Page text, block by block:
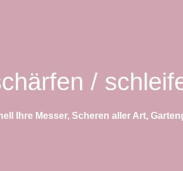
/
Ihre Messer, Scheren aller Art,